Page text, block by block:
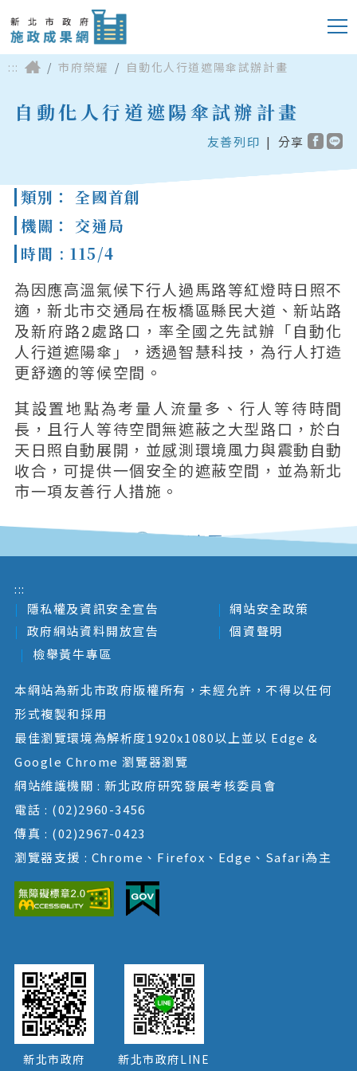
::: 市府榮耀 自動化人行道遮陽傘試辦計畫
自動化人行道遮陽傘試辦計畫
友善列印 | 分享
類別： 全國首創
機關： 交通局
時間 : 115/4
為因應高溫氣候下行人過馬路等紅燈時日照不
適，新北市交通局在板橋區縣民大道、新站路
及新府路2處路口，率全國之先試辦「自動化
人行道遮陽傘」，透過智慧科技，為行人打造
更舒適的等候空間。
其設置地點為考量人流量多、行人等待時間
長，且行人等待空間無遮蔽之大型路口，於白
天日照自動展開，並感測環境風力與震動自動
收合，可提供一個安全的遮蔽空間，並為新北
市一項友善行人措施。
回列表頁
:::
隱私權及資訊安全宣告
網站安全政策
政府網站資料開放宣告
個資聲明
檢舉黃牛專區
本網站為新北市政府版權所有，未經允許，不得以任何
形式複製和採用
最佳瀏覽環境為解析度1920x1080以上並以 Edge &
Google Chrome 瀏覽器瀏覽
網站維護機關 : 新北政府研究發展考核委員會
電話 : (02)2960-3456
傳真 : (02)2967-0423
瀏覽器支援 : Chrome、Firefox、Edge、Safari為主
新北市政府 新北市政府LINE